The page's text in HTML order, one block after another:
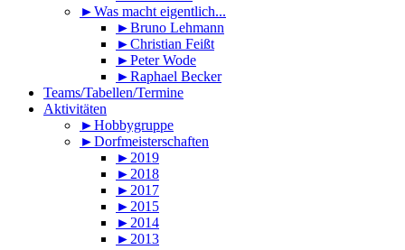
►Was macht eigentlich...
►Bruno Lehmann
►Christian Feißt
►Peter Wode
►Raphael Becker
Teams/Tabellen/Termine
Aktivitäten
►Hobbygruppe
►Dorfmeisterschaften
►2019
►2018
►2017
►2015
►2014
►2013